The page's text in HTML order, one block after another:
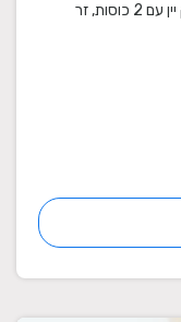
מארז מפנק רומנטי. מארז מפנק הכולל בקבוק יין עם 2 כוסות, זר